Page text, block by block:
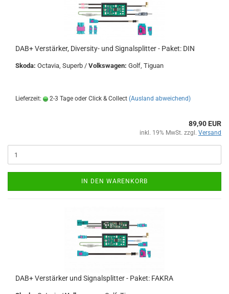
DAB+ Verstärker, Diversity- und Signalsplitter - Paket: DIN
Skoda: Octavia, Superb / Volkswagen: Golf, Tiguan
Lieferzeit: 2-3 Tage oder Click & Collect (Ausland abweichend)
89,90 EUR
inkl. 19% MwSt. zzgl. Versand
IN DEN WARENKORB
DAB+ Verstärker und Signalsplitter - Paket: FAKRA